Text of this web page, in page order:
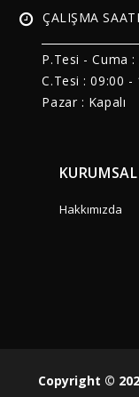
ÇALIŞMA
P.Tesi - Cuma :
C.Tesi : 09:00 -
Pazar : Kapalı
KURUMSAL
Hakkımızda
Copyright ©